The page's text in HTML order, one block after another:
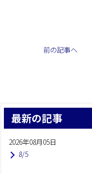
前の記事へ
最新の記事
2026年08月05日
8/5